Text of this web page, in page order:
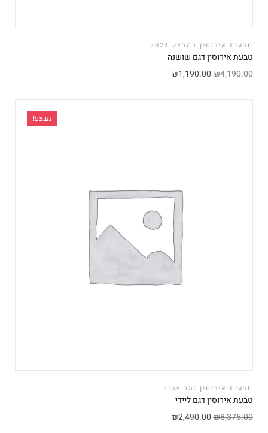
טבעות אירוסין במבצע 2024
טבעת אירוסין דגם שושנה
₪4,190.00
₪1,190.00
מבצע!
טבעות אירוסין זהב צהוב
טבעת אירוסין דגם ליידי
₪8,375.00
₪2,490.00